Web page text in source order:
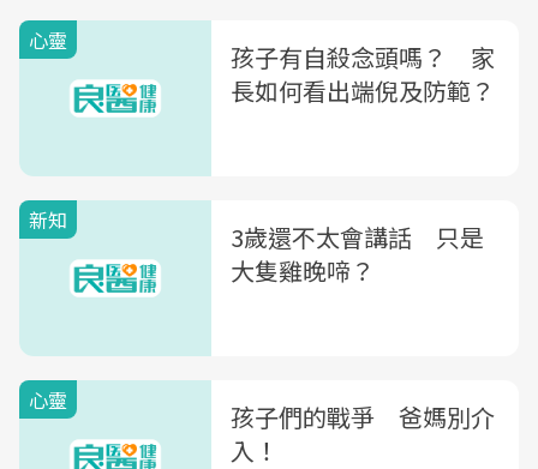
心靈
孩子有自殺念頭嗎？ 家
長如何看出端倪及防範？
新知
3歲還不太會講話 只是
大隻雞晚啼？
心靈
孩子們的戰爭 爸媽別介
入！